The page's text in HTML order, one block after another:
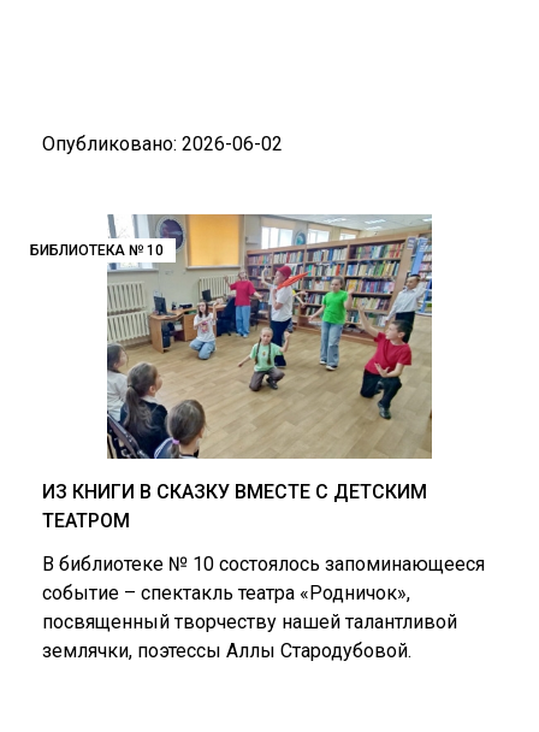
Опубликовано: 2026-06-02
БИБЛИОТЕКА № 10
ИЗ КНИГИ В СКАЗКУ ВМЕСТЕ С ДЕТСКИМ
ТЕАТРОМ
В библиотеке № 10 состоялось запоминающееся
событие – спектакль театра «Родничок»,
посвященный творчеству нашей талантливой
землячки, поэтессы Аллы Стародубовой.